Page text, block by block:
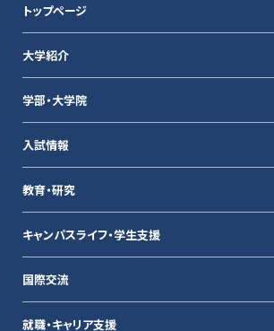
トップページ
大学紹介
学部・大学院
入試情報
教育・研究
キャンパスライフ・学生支援
国際交流
就職・キャリア支援